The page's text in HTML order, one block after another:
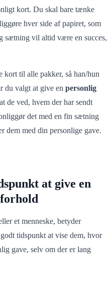
kort. Du skal bare tænke
hver side af papiret, som
sætning vil altid være en succes,
kort til alle pakker, så han/hun
du valgt at give en personlig
de ved, hvem der har sendt
det med en fin sætning
dem med din personlige gave.
at give en
et menneske, betyder
tidspunkt at vise dem, hvor
gave, selv om der er lang